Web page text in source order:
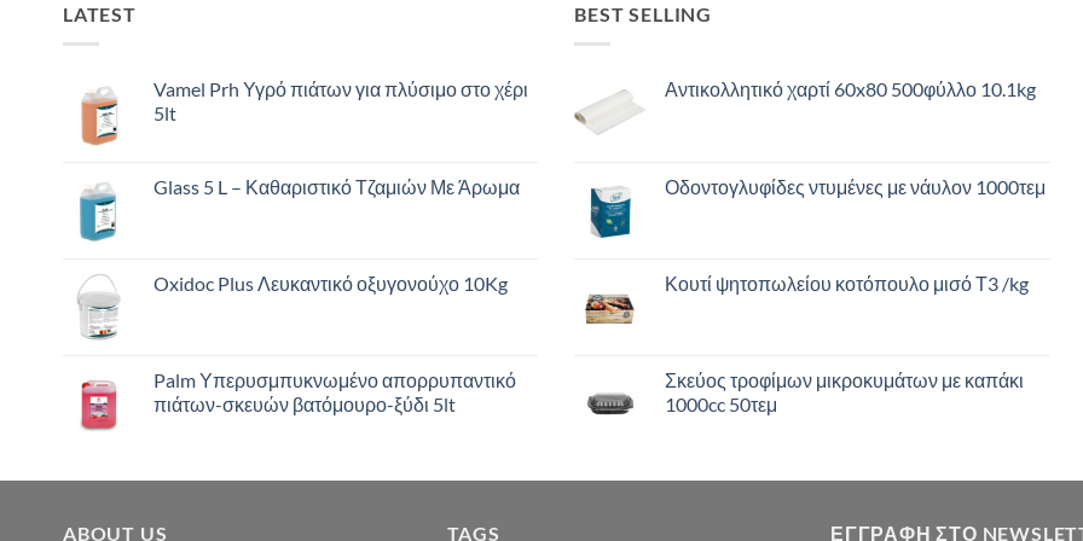
LATEST
Vamel Prh Υγρό πιάτων για πλύσιμο στο χέρι
5lt
Glass 5 L – Καθαριστικό Τζαμιών Με Άρωμα
Oxidoc Plus Λευκαντικό οξυγονούχο 10Kg
Palm Υπερυσμπυκνωμένο απορρυπαντικό
πιάτων-σκευών βατόμουρο-ξύδι 5lt
BEST SELLING
Αντικολλητικό χαρτί 60x80 500φύλλο 10.1kg
Οδοντογλυφίδες ντυμένες με νάυλον 1000τεμ
Κουτί ψητοπωλείου κοτόπουλο μισό Τ3 /kg
Σκεύος τροφίμων μικροκυμάτων με καπάκι
1000cc 50τεμ
ABOUT US TAGS ΕΓΓΡΑΦΉ ΣΤΟ